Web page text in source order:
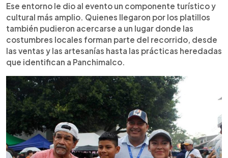
Ese entorno le dio al evento un componente turístico y
cultural más amplio. Quienes llegaron por los platillos
también pudieron acercarse a un lugar donde las
costumbres locales forman parte del recorrido, desde
las ventas y las artesanías hasta las prácticas heredadas
que identifican a Panchimalco.